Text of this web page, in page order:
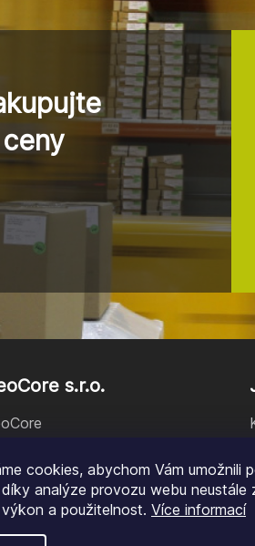
cookies, abychom Vám umožnili
analýze provozu webu neustále
a použitelnost. Více informací
s.r.o.